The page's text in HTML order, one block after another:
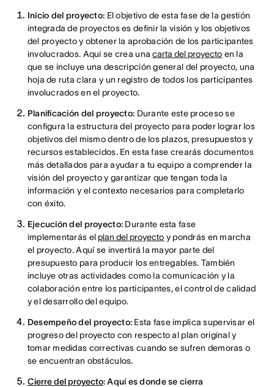
Inicio del proyecto: El objetivo de esta fase de la gestión
integrada de proyectos es definir la visión y los objetivos
del proyecto y obtener la aprobación de los participantes
involucrados. Aquí se crea unacarta del proyecto en la
que se incluye una descripción general del proyecto, una
hoja de ruta clara y un registro de todos los participantes
involucrados en el proyecto.
Planificación del proyecto: Durante este proceso se
configura la estructura del proyecto para poder lograr los
objetivos del mismo dentro de los plazos, presupuestos y
recursos establecidos. En esta fase crearás documentos
más detallados para ayudar a tu equipo a comprender la
visión del proyecto y garantizar que tengan toda la
información y el contexto necesarios para completarlo
con éxito.
Ejecución del proyecto: Durante esta fase
implementarás elplan del proyecto y pondrás en marcha
el proyecto. Aquí se invertirá la mayor parte del
presupuesto para producir los entregables. También
incluye otras actividades como la comunicación y la
colaboración entre los participantes, el control de calidad
y el desarrollo del equipo.
Desempeño del proyecto: Esta fase implica supervisar el
progreso del proyecto con respecto al plan original y
tomar medidas correctivas cuando se sufren demoras o
se encuentran obstáculos.
Cierre del proyecto: Aquí es donde se cierra